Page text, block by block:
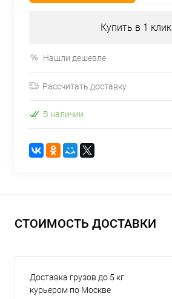
Купить в 1 клик
Нашли дешевле
Рассчитать доставку
В наличии
СТОИМОСТЬ ДОСТАВКИ
Доставка грузов до 5 кг
курьером по Москве